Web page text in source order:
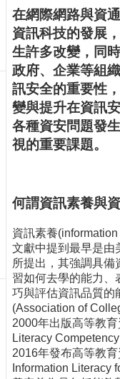
首
頁
聯
絡
資
訊
訂
閱/
取
消
導
最
新
消
息
關
於
我
們
在網際網路與資
資訊科技的發展
生許多改變，同
政府、企業等組
訊安全的重要性
變與提升在資訊
各種資安問題發
視的重要課題。
何謂資訊素養與
資訊素養
文獻中提到最早是由
所提出，其強調具備
習如何去學的能力、
巧與評估資訊品質的
(Association of
2000年出版高等教
Literacy
2016年發布高等教
Information Literacy